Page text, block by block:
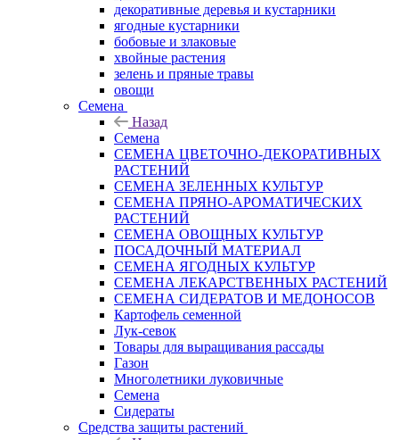
декоративные деревья и кустарники
ягодные кустарники
бобовые и злаковые
хвойные растения
зелень и пряные травы
овощи
Семена
Назад
Семена
СЕМЕНА ЦВЕТОЧНО-ДЕКОРАТИВНЫХ
РАСТЕНИЙ
СЕМЕНА ЗЕЛЕННЫХ КУЛЬТУР
СЕМЕНА ПРЯНО-АРОМАТИЧЕСКИХ
РАСТЕНИЙ
СЕМЕНА ОВОЩНЫХ КУЛЬТУР
ПОСАДОЧНЫЙ МАТЕРИАЛ
СЕМЕНА ЯГОДНЫХ КУЛЬТУР
СЕМЕНА ЛЕКАРСТВЕННЫХ РАСТЕНИЙ
СЕМЕНА СИДЕРАТОВ И МЕДОНОСОВ
Картофель семенной
Лук-севок
Товары для выращивания рассады
Газон
Многолетники луковичные
Семена
Сидераты
Средства защиты растений